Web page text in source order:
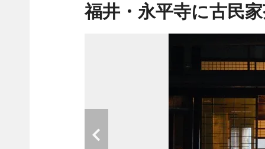
福井・永平寺に古民